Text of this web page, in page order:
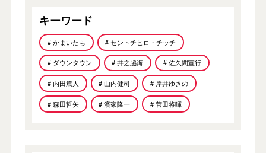
キーワード
# かまいたち # セントチヒロ・チッチ
# ダウンタウン # 井之脇海 # 佐久間宣行
# 内田篤人 # 山内健司 # 岸井ゆきの
# 森田哲矢 # 濱家隆一 # 菅田将暉